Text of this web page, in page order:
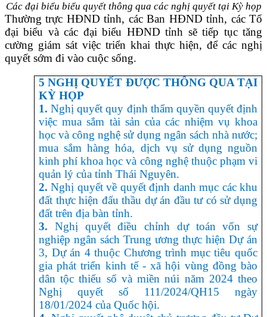
Các đại biểu biểu quyết thông qua các nghị quyết tại Kỳ họp
Thường trực HĐND tỉnh, các Ban HĐND tỉnh, các Tổ
đại biểu và các đại biểu HĐND tỉnh sẽ tiếp tục tăng
cường giám sát việc triển khai thực hiện, để các nghị
quyết sớm đi vào cuộc sống.
5 NGHỊ QUYẾT ĐƯỢC THÔNG QUA TẠI
KỲ HỌP
1. Nghị quyết quy định thẩm quyền quyết định
việc mua sắm tài sản của các nhiệm vụ khoa
học và công nghệ sử dụng ngân sách nhà nước;
mua sắm hàng hóa, dịch vụ sử dụng nguồn
kinh phí khoa học và công nghệ thuộc phạm vi
quản lý của tỉnh Thái Nguyên.
2. Nghị quyết về quyết định danh mục các khu
đất thực hiện đấu thầu dự án đầu tư có sử dụng
đất trên địa bàn tỉnh.
3. Nghị quyết điều chỉnh dự toán vốn sự
nghiệp ngân sách Trung ương thực hiện Dự án
3, Dự án 4 thuộc Chương trình mục tiêu quốc
gia phát triển kinh tế - xã hội vùng đồng bào
dân tộc thiểu số và miền núi năm 2024 theo
Nghị quyết số 111/2024/QH15 ngày
18/01/2024 của Quốc hội.